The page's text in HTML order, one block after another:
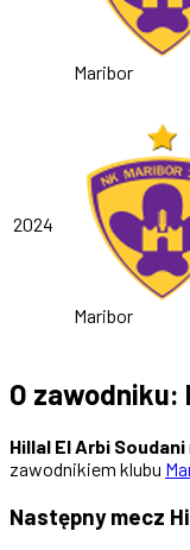
Maribor
2024
Maribor
O zawodniku:
Hillal El Arbi Soudani
zawodnikiem klubu
Następny mecz